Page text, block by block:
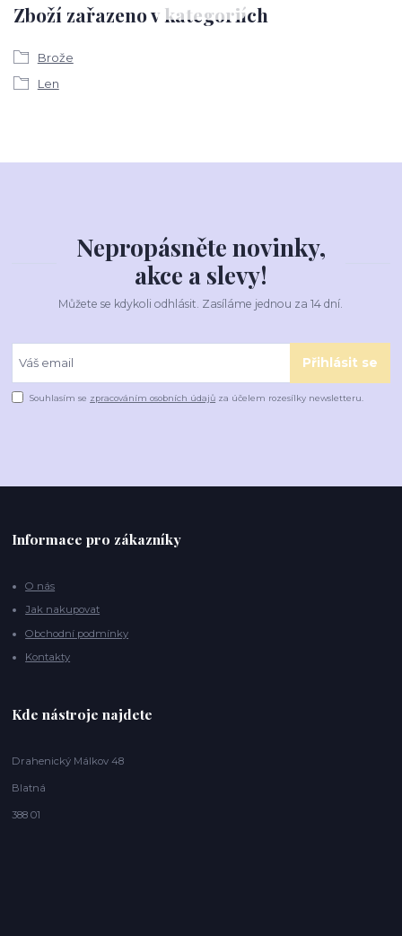
Zboží zařazeno v kategoriích
Brože
Len
Nepropásněte novinky,
akce a slevy!
Můžete se kdykoli odhlásit. Zasíláme jednou za 14 dní.
Přihlásit se
Souhlasím se zpracováním osobních údajů za účelem rozesílky newsletteru.
Informace pro zákazníky
O nás
Jak nakupovat
Obchodní podmínky
Kontakty
Kde nástroje najdete
Drahenický Málkov 48
Blatná
388 01